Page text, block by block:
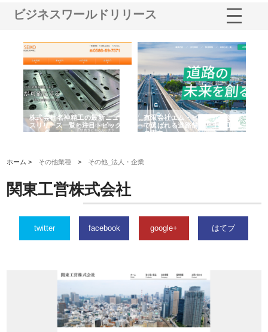
ビジネスワールドリリース
株式会社名神精工の最新ニュー
スリリース一覧と注目トピック
有限会社エム・ビルドが南多摩
で選ばれる道路舗装と土木工事
の実力
ホーム > その他業種 > その他_法人・企業
関東工営株式会社
twitter facebook google+ はてブ